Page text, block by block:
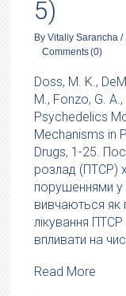
5)
ByVitaliy Sarancha /
Comments(0)
Doss, M. K.,
M., Fonzo, G.
Psychedelics
Mechanisms in
Drugs, 1-25.
розлад (ПТСР)
порушеннями у
вивчаються як
лікування
впливати на
Read More